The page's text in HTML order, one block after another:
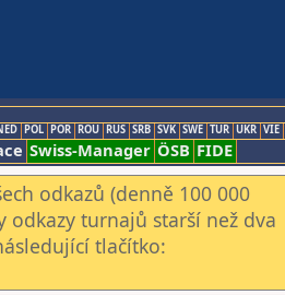
POL POR ROU RUS SRB SVK SWE TUR UKR VIE
Swiss-Manager ÖSB FIDE
odkazů (denně 100 000
odkazy turnajů starší než dva
tlačítko: